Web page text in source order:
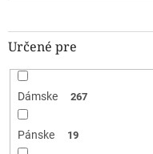
Určené pre
Dámske 267
Pánske 19